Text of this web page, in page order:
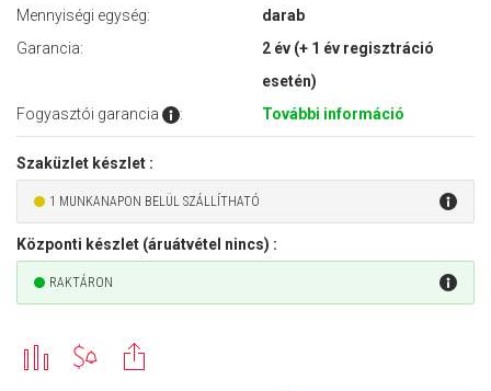
Mennyiségi egység:
darab
Garancia:
2 év (+ 1 év regisztráció
esetén)
Fogyasztói garancia
: További információ
Szaküzlet készlet :
1 MUNKANAPON BELÜL SZÁLLÍTHATÓ
Központi készlet (áruátvétel nincs) :
RAKTÁRON